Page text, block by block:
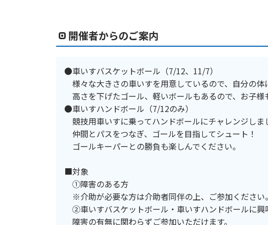
開催者からのご案内
●車いすバスケットボール（7/12、11/7）
様々な大きさの車いすを用意しているので、自分の
高さを下げたゴール、軽いボールもあるので、お子様
●車いすハンドボール（7/12のみ）
競技用車いすに乗ってハンドボールにチャレンジしま
仲間とパスをつなぎ、ゴールを目指してシュート！
ゴールキーパーとの勝負も楽しんでください。
■対象
①障害のある方
※介助が必要な方は介助者同伴の上、ご参加ください。
②車いすバスケットボール・車いすハンドボールに興
障害の有無に関わらずご参加いただけます。